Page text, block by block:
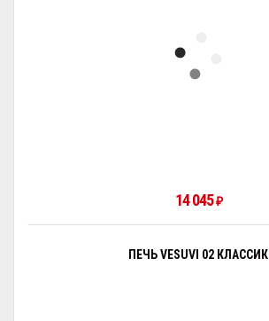
14 045₽
ПЕЧЬ VESUVI 02 КЛАССИК